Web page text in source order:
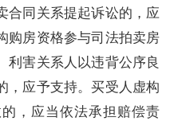
合同关系提起诉讼的，应
购房资格参与司法拍卖房
利害关系人以违背公序良
，应予支持。买受人虚构
，应当依法承担赔偿责